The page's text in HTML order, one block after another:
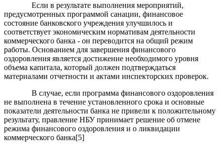
Если в результате выполнения мероприятий,
предусмотренных программой санации, финансовое
состояние банковского учреждения улучшилось и
соответствует экономическим нормативам деятельности
коммерческого банка - он переводится на общий режим
работы. Основанием для завершения финансового
оздоровления является достижение необходимого уровня
объема капитала, который должен подтверждаться
материалами отчетности и актами инспекторских проверок.
В случае, если программа финансового оздоровления
не выполнена в течение установленного срока и основные
показатели деятельности банка не привели к положительному
результату, правление НБУ принимает решение об отмене
режима финансового оздоровления и о ликвидации
коммерческого банка[5]